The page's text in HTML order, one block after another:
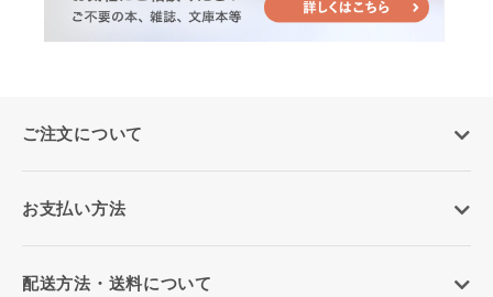
ご注文について
お支払い方法
配送方法・送料について